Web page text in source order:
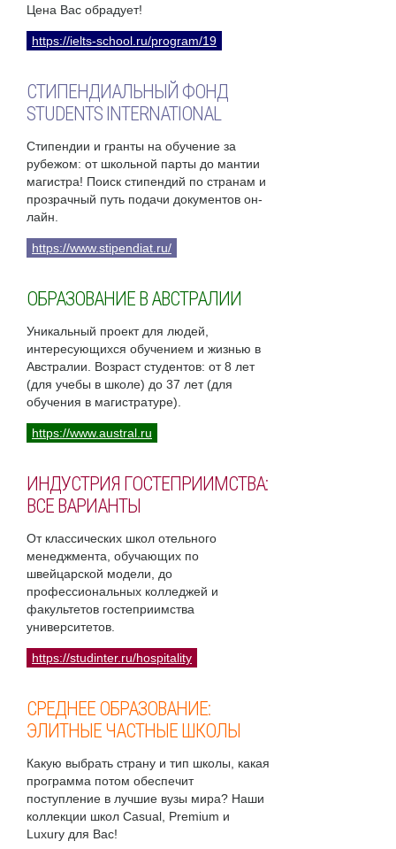
Цена Вас обрадует!
https://ielts-school.ru/program/19
СТИПЕНДИАЛЬНЫЙ ФОНД
STUDENTS INTERNATIONAL
Стипендии и гранты на обучение за
рубежом: от школьной парты до мантии
магистра! Поиск стипендий по странам и
прозрачный путь подачи документов он-
лайн.
https://www.stipendiat.ru/
ОБРАЗОВАНИЕ В АВСТРАЛИИ
Уникальный проект для людей,
интересующихся обучением и жизнью в
Австралии. Возраст студентов: от 8 лет
(для учебы в школе) до 37 лет (для
обучения в магистратуре).
https://www.austral.ru
ИНДУСТРИЯ ГОСТЕПРИИМСТВА:
ВСЕ ВАРИАНТЫ
От классических школ отельного
менеджмента, обучающих по
швейцарской модели, до
профессиональных колледжей и
факультетов гостеприимства
университетов.
https://studinter.ru/hospitality
СРЕДНЕЕ ОБРАЗОВАНИЕ:
ЭЛИТНЫЕ ЧАСТНЫЕ ШКОЛЫ
Какую выбрать страну и тип школы, какая
программа потом обеспечит
поступление в лучшие вузы мира? Наши
коллекции школ Casual, Premium и
Luxury для Вас!